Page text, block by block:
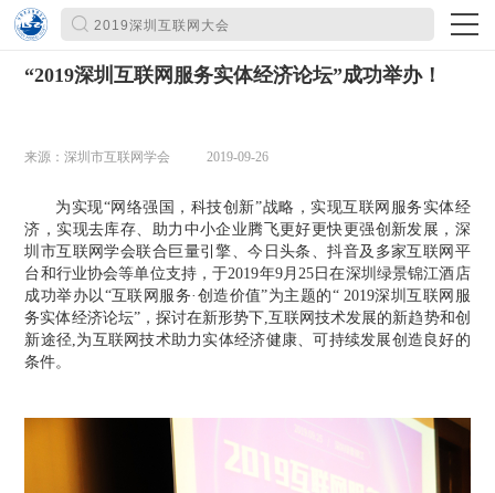
“2019深圳互联网服务实体经济论坛”成功举办！
来源：深圳市互联网学会 2019-09-26
为实现“网络强国，科技创新”战略，实现互联网服务 实体经
济，实现去库存、助力中小企业腾飞更好更快更强创新发展， 深
圳市互联网学会联合巨量引擎、今日头条、抖音及多家互联网平
台和行业协会等单位支持，于2019年9月25日在深圳绿景锦江酒店
成功举办以“互联网服务·创造价值”为主题的“ 2019深圳互联网 服
务实体经济论坛”，探讨在新形势下,互联网技术发展的新趋势和创
新途径,为互联网技术助力实体经济健康、可持续发展创造良好的
条件。